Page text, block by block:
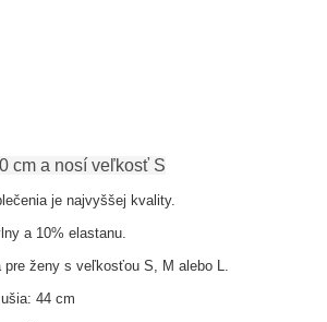
cm a nosí veľkosť S
je najvyššej kvality.
a 10% elastanu.
ženy s veľkosťou S, M alebo L.
44 cm